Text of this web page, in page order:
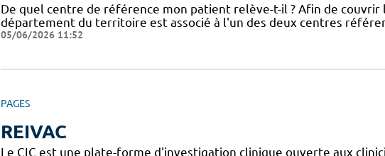
De quel centre de référence mon patient relève-t-il ? Afin de couvrir
département du territoire est associé à l'un des deux centres
05/06/2026 11:52
PAGES
REIVAC
Le CIC est une plate-forme d'investigation clinique ouverte aux